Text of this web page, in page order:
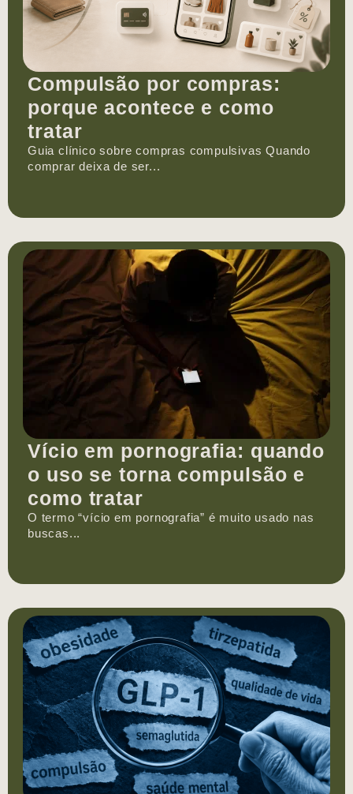
Compulsão por compras:
porque acontece e como
tratar
Guia clínico sobre compras compulsivas Quando
comprar deixa de ser...
Vício em pornografia: quando
o uso se torna compulsão e
como tratar
O termo “vício em pornografia” é muito usado nas
buscas...